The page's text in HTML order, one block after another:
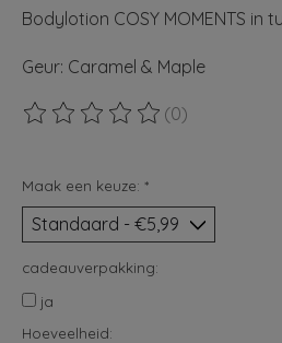
Bodylotion COSY MOMENTS in
Geur: Caramel & Maple
De beoordeling van dit product
(0)
Maak een keuze: *
cadeauverpakking:
ja
Hoeveelheid: